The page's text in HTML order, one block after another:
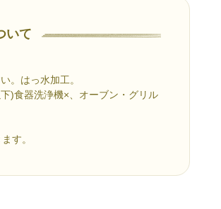
いて
。はっ水加工。
)食器洗浄機×、オーブン・グリル
す。